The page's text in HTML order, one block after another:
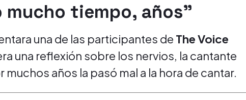
mucho tiempo, años"
una de las participantes de The Voice
una reflexión sobre los nervios, la cantante
años la pasó mal a la hora de cantar.